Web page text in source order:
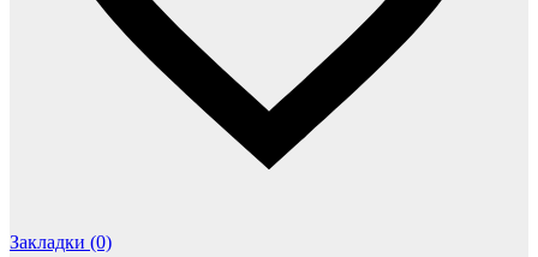
Закладки (0)